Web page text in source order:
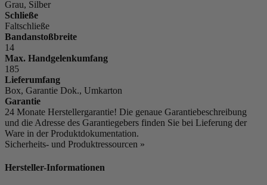
Grau, Silber
Schließe
Faltschließe
Bandanstoßbreite
14
Max. Handgelenkumfang
185
Lieferumfang
Box, Garantie Dok., Umkarton
Garantie
24 Monate Herstellergarantie! Die genaue Garantiebeschreibung
und die Adresse des Garantiegebers finden Sie bei Lieferung der
Ware in der Produktdokumentation.
Sicherheits- und Produktressourcen »
Hersteller-Informationen